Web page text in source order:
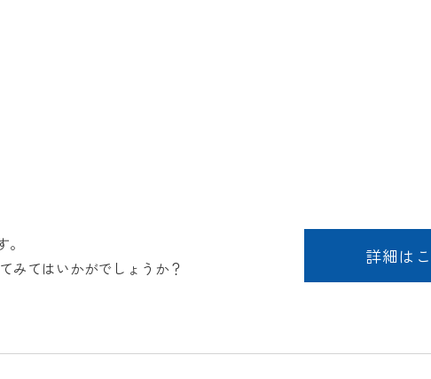
みてはいかがでしょうか？
詳細は